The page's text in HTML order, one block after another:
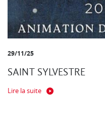
29/11/25
SAINT SYLVESTRE
Lire la suite